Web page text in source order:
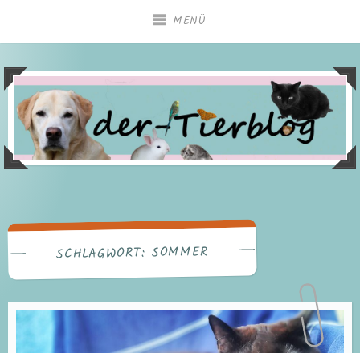
MENÜ
SCHLAGWORT: SOMMER